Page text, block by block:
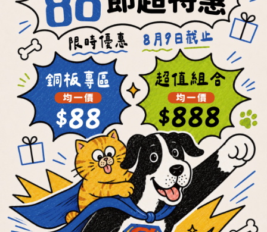
ADD TO CART ADD TO CART
每顆最低19元
OKi Raw and
Bone Patties
每餐最低21元
OKi Raw and
Bone Patties